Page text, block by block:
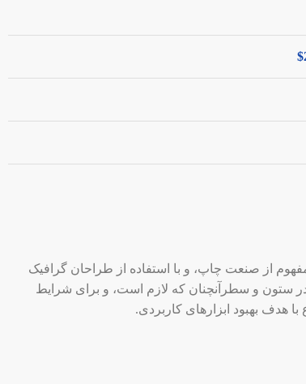
از صنعت چاپ، و با استفاده از طراحان گرافیک
ستون و سطرآنچنان که لازم است، و برای شرایط
با هدف بهبود ابزارهای کاربردی.